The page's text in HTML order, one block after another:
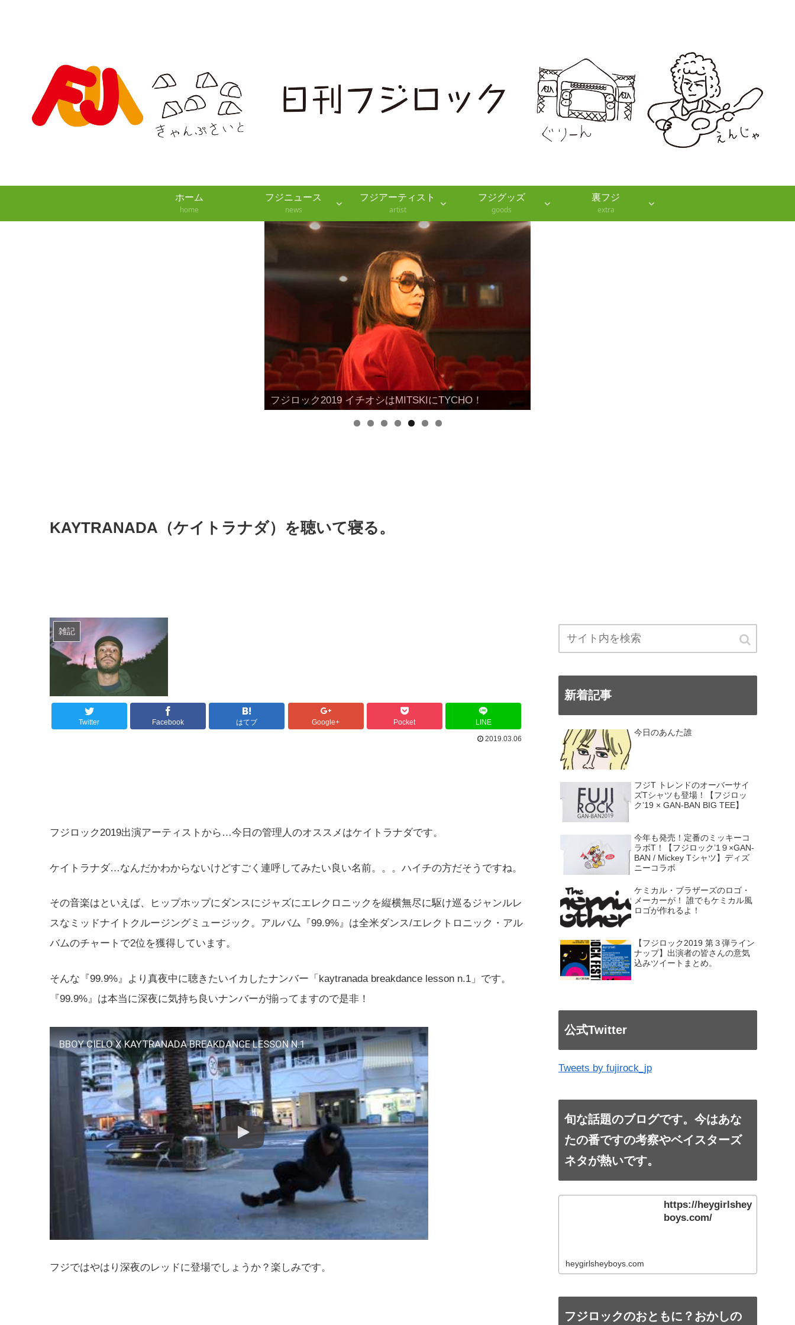
ホーム
home
フジニュース
news
フジアーティスト
artist
フジグッズ
goods
裏フジ
extra
フジロック2019 イチオシはMITSKIにTYCHO！
EMOの伝説的バンドが苗場に降臨！！
KAYTRANADA（ケイトラナダ）を聴いて寝る。
雑記
Twitter Facebook はてブ Google+ Pocket
LINE
2019.03.06
フジロック2019出演アーティストから…今日の管理人のオススメはケイトラナダです。
ケイトラナダ…なんだかわからないけどすごく連呼してみたい良い名前。。。ハイチの方だそうですね。
その音楽はといえば、ヒップホップにダンスにジャズにエレクロニックを縦横無尽に駆け巡るジャンルレ
スなミッドナイトクルージングミュージック。アルバム『99.9%』は全米ダンス/エレクトロニック・アル
バムのチャートで2位を獲得しています。
そんな『99.9%』より真夜中に聴きたいイカしたナンバー「kaytranada breakdance lesson n.1」です。
『99.9%』は本当に深夜に気持ち良いナンバーが揃ってますので是非！
BBOY CIELO X KAYTRANADA BREAKDANCE LESSON N.1
フジではやはり深夜のレッドに登場でしょうか？楽しみです。
新着記事
今日のあんた誰
フジT トレンドのオーバーサイ
ズTシャツも登場！【フジロッ
ク’19 × GAN-BAN BIG TEE】
今年も発売！定番のミッキーコ
ラボT！【フジロック’1９×GAN-
BAN / Mickey Tシャツ】ディズ
ニーコラボ
ケミカル・ブラザーズのロゴ・
メーカーが！ 誰でもケミカル風
ロゴが作れるよ！
【フジロック2019 第３弾ライン
ナップ】出演者の皆さんの意気
込みツイートまとめ。
公式Twitter
Tweets by fujirock_jp
旬な話題のブログです。今はあな
たの番ですの考察やベイスターズ
ネタが熱いです。
https://heygirlshey
boys.com/
heygirlsheyboys.com
フジロックのおともに？おかしの